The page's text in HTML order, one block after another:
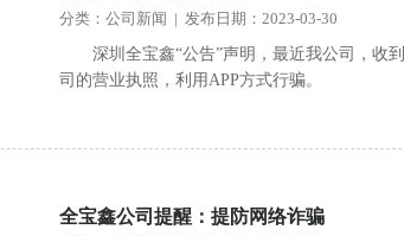
分类：公司新闻 | 发布日期：2023-03-30
深圳全宝鑫“公告”声明，最近我公司，收
司的营业执照，利用APP方式行骗。
全宝鑫公司提醒：提防网络诈骗